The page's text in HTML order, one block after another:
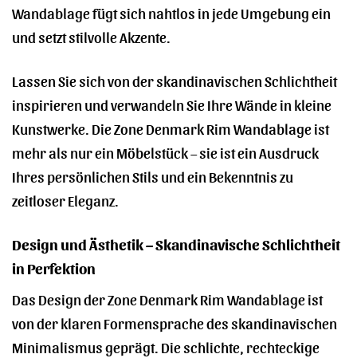
Wandablage fügt sich nahtlos in jede Umgebung ein
und setzt stilvolle Akzente.
Lassen Sie sich von der skandinavischen Schlichtheit
inspirieren und verwandeln Sie Ihre Wände in kleine
Kunstwerke. Die Zone Denmark Rim Wandablage ist
mehr als nur ein Möbelstück – sie ist ein Ausdruck
Ihres persönlichen Stils und ein Bekenntnis zu
zeitloser Eleganz.
Design und Ästhetik – Skandinavische Schlichtheit
in Perfektion
Das Design der Zone Denmark Rim Wandablage ist
von der klaren Formensprache des skandinavischen
Minimalismus geprägt. Die schlichte, rechteckige